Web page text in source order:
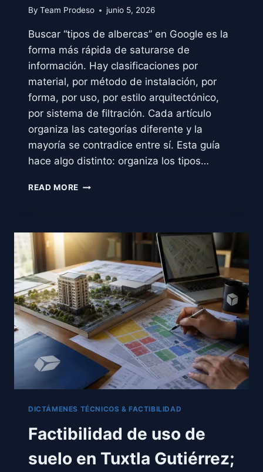
By Team Prodeso junio 5, 2026
Buscar “tipos de albercas” en Google es la
forma más rápida de saturarse de
información. Hay clasificaciones por
material, por método de instalación, por
forma, por uso, por estilo arquitectónico,
por sistema de filtración. Cada artículo
organiza las categorías diferente y la
mayoría se contradice entre sí. Esta guía
hace algo distinto: organiza los tipos…
READ MORE TIPOS
2026;
CUÁL
CONVIENE
SEGÚN
TU
TERRENO
Y
PRESUPUESTO
DICTÁMENES TÉCNICOS & FACTIBILIDAD
Factibilidad de uso de
suelo en Tuxtla Gutiérrez;